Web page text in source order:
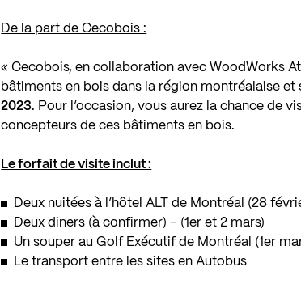
De la part de Cecobois :
« Cecobois, en collaboration avec WoodWorks
bâtiments en bois dans la région montréalaise
2023. Pour l’occasion, vous aurez la chance de
concepteurs de ces bâtiments en bois.
Le forfait de visite inclut :
Deux nuitées à l’hôtel ALT de Montréal (28
Deux diners (à confirmer) – (1er et 2 mars)
Un souper au Golf Exécutif de Montréal (1er
Le transport entre les sites en Autobus